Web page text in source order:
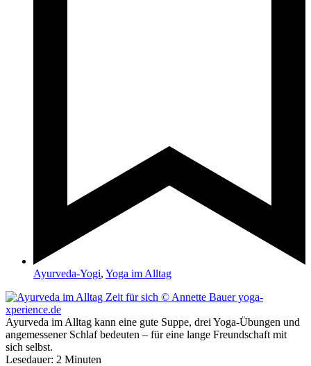
Ayurveda-Yogi, Yoga im Alltag
Ayurveda im Alltag kann eine gute Suppe, drei Yoga-Übungen und
angemessener Schlaf bedeuten – für eine lange Freundschaft mit
sich selbst.
Lesedauer: 2 Minuten